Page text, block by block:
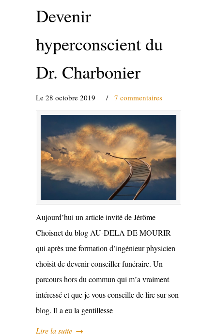
Devenir
hyperconscient du
Dr. Charbonier
Le 28 octobre 2019 / 7 commentaires
Aujourd’hui un article invité de Jérôme
Choisnet du blog AU-DELA DE MOURIR
qui après une formation d’ingénieur physicien
choisit de devenir conseiller funéraire. Un
parcours hors du commun qui m’a vraiment
intéressé et que je vous conseille de lire sur son
blog. Il a eu la gentillesse
Lire la suite →